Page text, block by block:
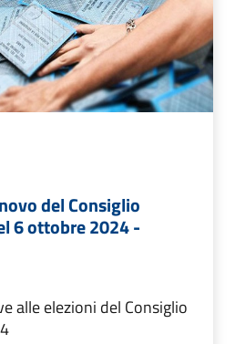
del Consiglio
6 ottobre 2024 -
alle elezioni del Consiglio